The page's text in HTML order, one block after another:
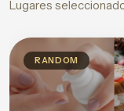
Lugares
RANDOM